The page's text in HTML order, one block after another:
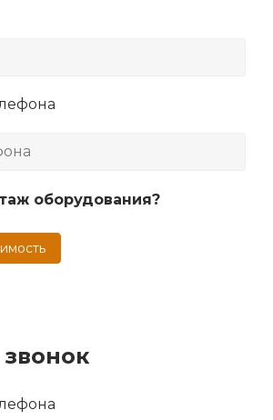
оборудования?
звонок